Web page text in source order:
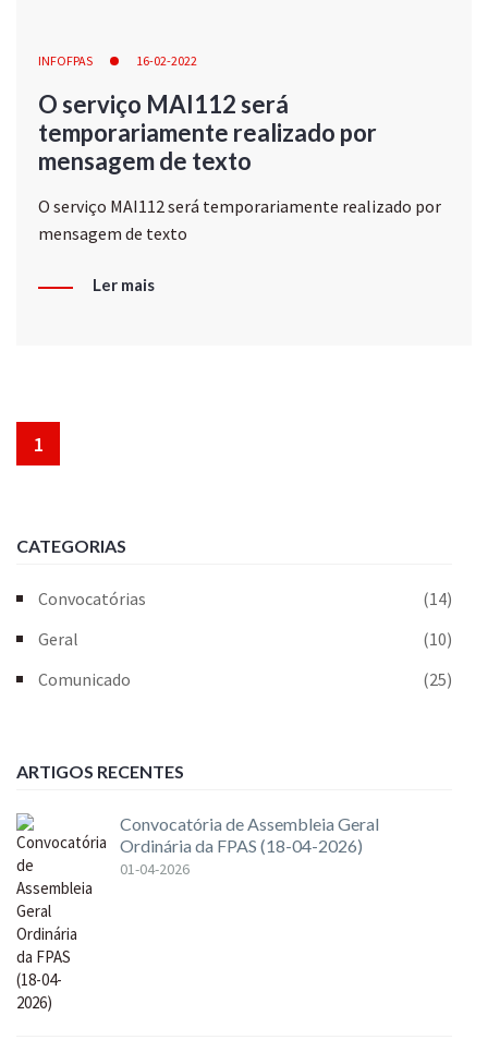
INFOFPAS 16-02-2022
O serviço MAI112 será
temporariamente realizado por
mensagem de texto
O serviço MAI112 será temporariamente realizado por
mensagem de texto
Ler mais
1
CATEGORIAS
Convocatórias
(14)
Geral
(10)
Comunicado
(25)
ARTIGOS RECENTES
Convocatória de Assembleia Geral
Ordinária da FPAS (18-04-2026)
01-04-2026